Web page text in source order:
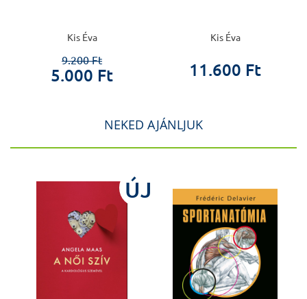
Kis Éva
9.200 Ft
5.000 Ft
Kis Éva
11.600 Ft
NEKED AJÁNLJUK
ÚJ